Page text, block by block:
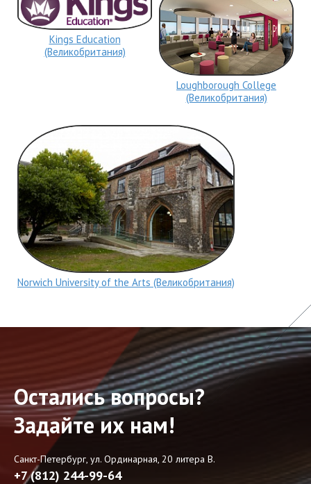
Kings Education
(Великобритания)
Loughborough College
(Великобритания)
Norwich University of the Arts (Великобритания)
Остались вопросы?
Задайте их нам!
Санкт-Петербург, ул. Ординарная, 20 литера В.
+7 (812) 244-99-64